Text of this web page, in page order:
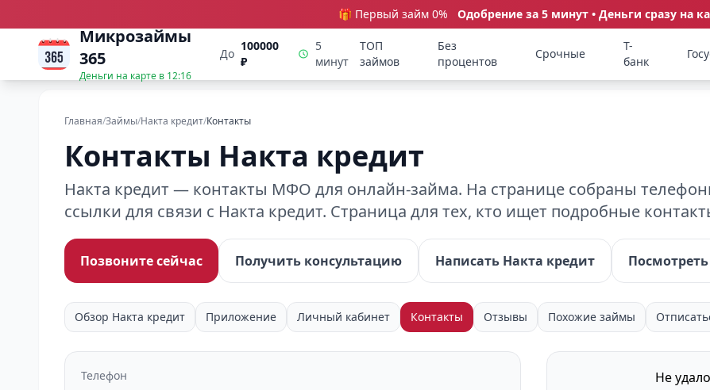
🎁 Первый займ 0% Одобрение за 5 минут • Деньги сразу на
Микрозаймы
365
Деньги на карте в 12:16
До
100000
₽
5
минут
ТОП
займов
Без
процентов
Срочные
Т-
банк
Главная/Займы/Накта кредит/Контакты
Контакты Накта кредит
Накта кредит — контакты МФО для онлайн-займа. На странице собраны
ссылки для связи с Накта кредит. Страница для тех, кто ищет подробные
Позвоните сейчас Получить консультацию Написать Накта кредит
Обзор Накта кредит Приложение Личный кабинет Контакты Отзывы Похожие займы
Телефон Не